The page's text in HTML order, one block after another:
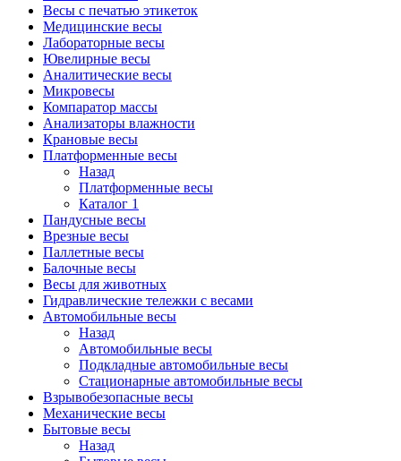
Весы с печатью этикеток
Медицинские весы
Лабораторные весы
Ювелирные весы
Аналитические весы
Микровесы
Компаратор массы
Анализаторы влажности
Крановые весы
Платформенные весы
Назад
Платформенные весы
Каталог 1
Пандусные весы
Врезные весы
Паллетные весы
Балочные весы
Весы для животных
Гидравлические тележки с весами
Автомобильные весы
Назад
Автомобильные весы
Подкладные автомобильные весы
Стационарные автомобильные весы
Взрывобезопасные весы
Механические весы
Бытовые весы
Назад